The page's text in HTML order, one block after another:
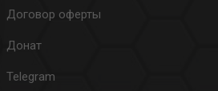
Договор оферты
Донат
Telegram